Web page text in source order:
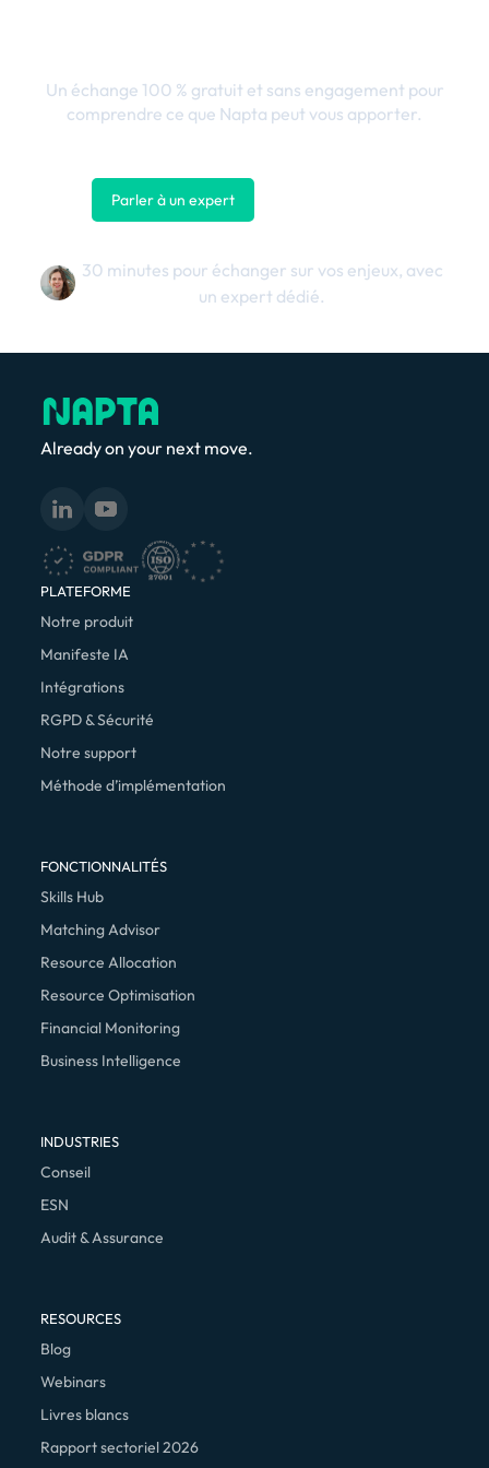
Un échange 100 % gratuit et sans engagement pour
comprendre ce que Napta peut vous apporter.
Parler à un expert
30 minutes pour échanger sur vos enjeux, avec
un expert dédié.
Already on your next move.
PLATEFORME
Notre produit
Manifeste IA
Intégrations
RGPD & Sécurité
Notre support
Méthode d’implémentation
FONCTIONNALITÉS
Skills Hub
Matching Advisor
Resource Allocation
Resource Optimisation
Financial Monitoring
Business Intelligence
INDUSTRIES
Conseil
ESN
Audit & Assurance
RESOURCES
Blog
Webinars
Livres blancs
Rapport sectoriel 2026